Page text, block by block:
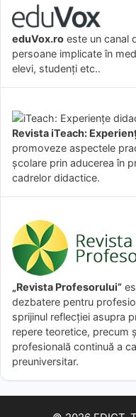
eduVox.ro este un canal
persoane implicate în
elevi, studenți etc..
Revista iTeach:
promoveze aspectele
şcolare prin aducerea în
cadrelor didactice.
„Revista Profesorului”
dezbatere pentru
sprijinul reflecției asupra
repere teoretice, precum
profesională continuă a
preuniversitar.